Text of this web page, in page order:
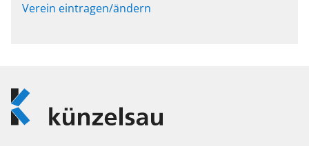
Verein eintragen/ändern
Logo
Künzelsau